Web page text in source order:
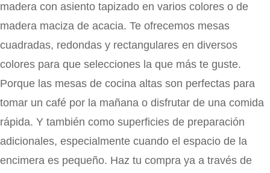
madera con asiento tapizado en varios colores o de
madera maciza de acacia. Te ofrecemos mesas
cuadradas, redondas y rectangulares en diversos
colores para que selecciones la que más te guste.
Porque las mesas de cocina altas son perfectas para
tomar un café por la mañana o disfrutar de una comida
rápida. Y también como superficies de preparación
adicionales, especialmente cuando el espacio de la
encimera es pequeño. Haz tu compra ya a través de